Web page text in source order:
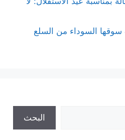
سوقها السوداء من السلع
البحث